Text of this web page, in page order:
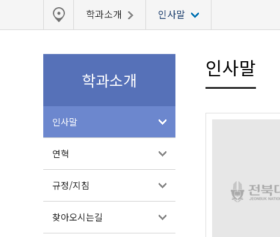
학과소개 인사말
학과소개
인사말
연혁
규정/지침
찾아오시는길
인사말